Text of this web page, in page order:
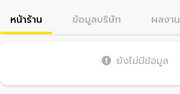
หน้าร้าน ข้อมูลบริษัท ผลงาน
ยังไม่มีข้อมูล